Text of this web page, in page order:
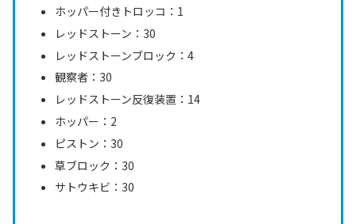
ホッパー付きトロッコ：1
レッドストーン：30
レッドストーンブロック：4
観察者：30
レッドストーン反復装置：14
ホッパー：2
ピストン：30
草ブロック：30
サトウキビ：30